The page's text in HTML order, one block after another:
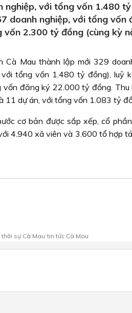
nghiệp, với tổng vốn 1.480
doanh nghiệp, với tổng
vốn 2.300 tỷ đồng (cùng kỳ
Cà Mau thành lập mới 329
với tổng vốn 1.480 tỷ đồng),
vốn đăng ký 22.000 tỷ đồng.
11 dự án, với tổng vốn 1.083 tỷ
cơ bản được sắp xếp, cổ
4.940 xã viên và 3.600 tổ hợp
thời sự Cà Mau tin tức Cà Mau